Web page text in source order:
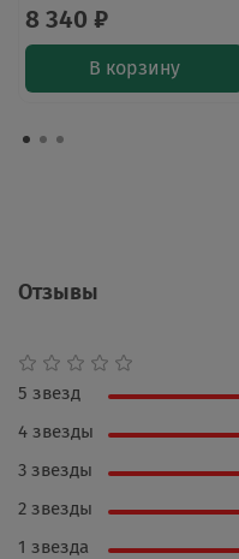
8 340 ₽
В корзину
Отзывы
5 звезд
4 звезды
3 звезды
2 звезды
1 звезда